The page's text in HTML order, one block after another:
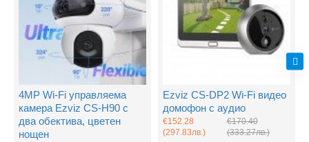
4MP Wi-Fi управляема
камера Ezviz CS-H90 с
два обектива, цветен
нощен
Ezviz CS-DP2 Wi-Fi видео
домофон с аудио
€152.28
(297.83лв.)
€170.40
(333.27лв.)